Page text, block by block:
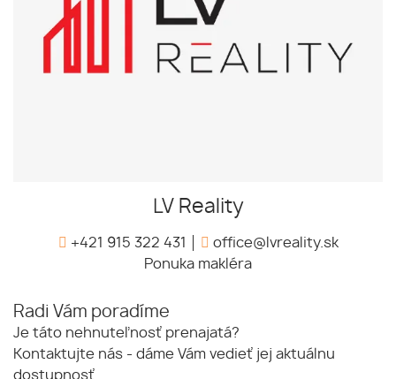
LV Reality
+421 915 322 431
office@lvreality.sk
Ponuka makléra
Radi Vám poradíme
Je táto nehnuteľnosť prenajatá?
Kontaktujte nás - dáme Vám vedieť jej aktuálnu
dostupnosť.